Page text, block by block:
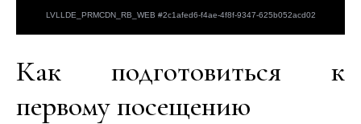
Как подготовиться к
первому посещению